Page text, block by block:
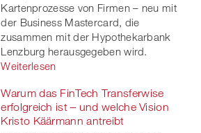
Kartenprozesse von Firmen – neu mit
der Business Mastercard, die
zusammen mit der Hypothekarbank
Lenzburg herausgegeben wird.
Weiterlesen
Warum das FinTech Transferwise
erfolgreich ist – und welche Vision
Kristo Käärmann antreibt